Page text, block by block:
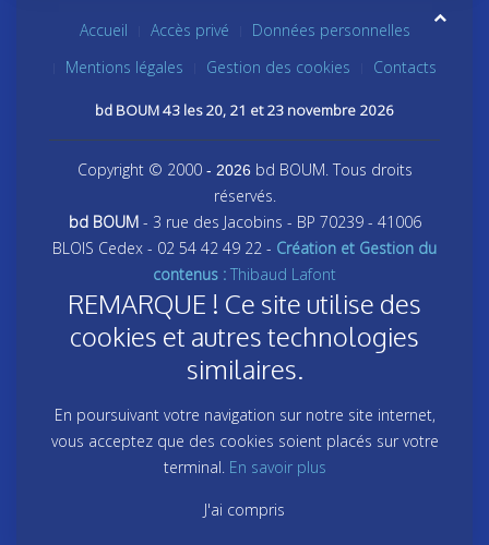
Accueil Accès privé
Données personnelles
Mentions légales
Gestion des cookies Contacts
bd BOUM 43 les 20, 21 et 23 novembre 2026
Copyright © 2000- 2026 bd BOUM. Tous droits
réservés.
bd BOUM- 3 rue des Jacobins - BP 70239 - 41006
BLOIS Cedex - 02 54 42 49 22 - Création et Gestion du
contenus : Thibaud Lafont
REMARQUE ! Ce site utilise des
cookies et autres technologies
similaires.
En poursuivant votre navigation sur notre site internet,
vous acceptez que des cookies soient placés sur votre
terminal. En savoir plus
J'ai compris